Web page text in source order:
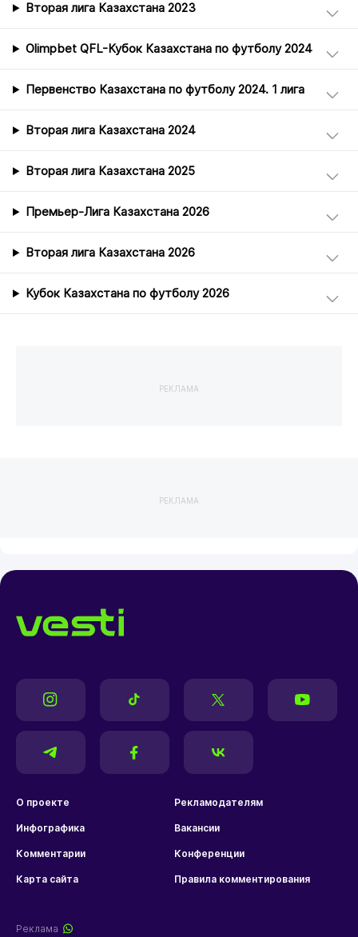
Вторая лига Казахстана 2023
Olimpbet QFL-Кубок Казахстана по футболу 2024
Первенство Казахстана по футболу 2024. 1 лига
Вторая лига Казахстана 2024
Вторая лига Казахстана 2025
Премьер-Лига Казахстана 2026
Вторая лига Казахстана 2026
Кубок Казахстана по футболу 2026
РЕКЛАМА
РЕКЛАМА
О проекте Рекламодателям
Инфографика Вакансии
Комментарии Конференции
Карта сайта Правила комментирования
Реклама